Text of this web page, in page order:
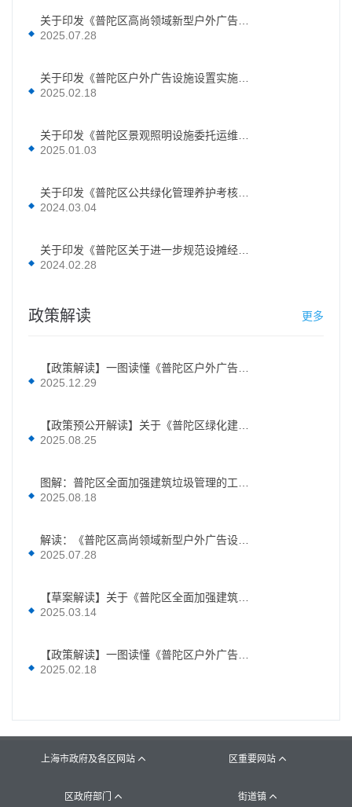
2025.07.28
2025.02.18
2025.01.03
2024.03.04
2024.02.28
政策解读 更多
2025.12.29
2025.08.25
2025.08.18
2025.07.28
2025.03.14
2025.02.18
上海市政府及各区网站  区重要网站 
区政府部门  街道镇 